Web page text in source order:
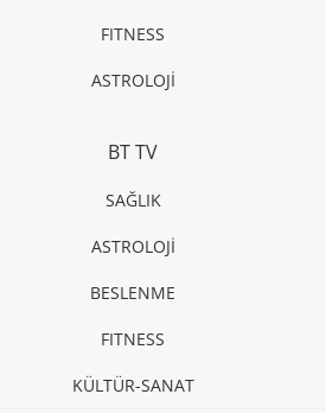
FITNESS
ASTROLOJİ
BT TV
SAĞLIK
ASTROLOJİ
BESLENME
FITNESS
KÜLTÜR-SANAT